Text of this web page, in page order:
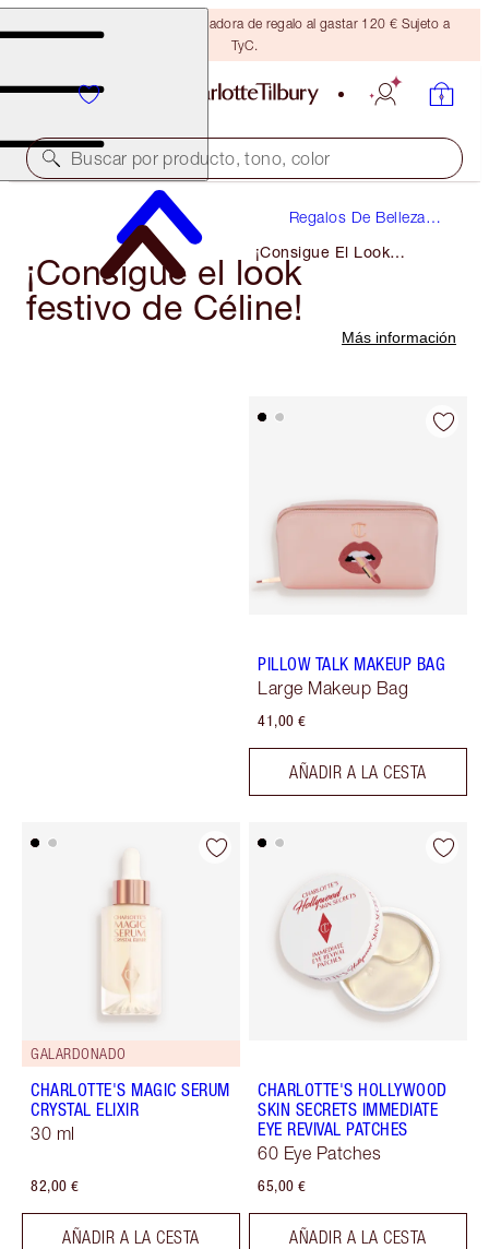
Consigue una brocha bronceadora de regalo al gastar 120 € Sujeto a
TyC.
Buscar por producto, tono, color
Regalos De Belleza
¡Consigue El Look
Festivo De Céline!
¡Consigue el look
festivo de Céline!
Más información
PILLOW TALK MAKEUP BAG
Large Makeup Bag
41,00 €
AÑADIR A LA CESTA
GALARDONADO
CHARLOTTE'S MAGIC SERUM
CRYSTAL ELIXIR
30 ml
82,00 €
AÑADIR A LA CESTA
CHARLOTTE'S HOLLYWOOD
SKIN SECRETS IMMEDIATE
EYE REVIVAL PATCHES
60 Eye Patches
65,00 €
AÑADIR A LA CESTA